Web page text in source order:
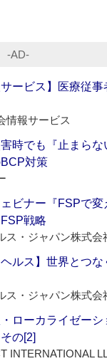
‐AD‐
サービス】医療従
情報サービス
害時でも『止まら
対策
ェビナー『FSPで
戦略
ス・ジャパン株式会
ヘルス】世界とつ
ス・ジャパン株式会
ローカライゼー
の[2]
INTERNATIONAL